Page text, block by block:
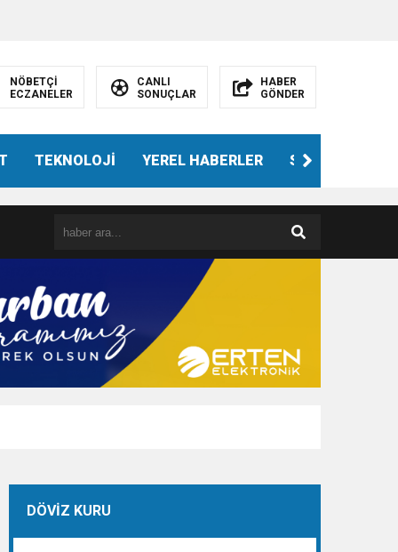
NÖBETÇİ
ECZANELER
CANLI
SONUÇLAR
HABER
GÖNDER
TEKNOLOJİ YEREL HABERLER SPOR
DÖVİZ KURU